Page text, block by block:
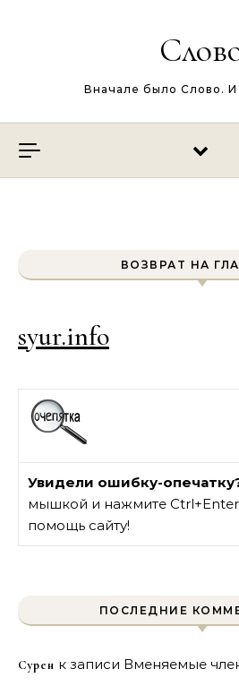
Вначале было Слово.
ВОЗВРАТ НА
syur.info
Увидели ошибку-
мышкой и нажмите
помощь сайту!
ПОСЛЕДНИЕ
Сурен к записи Вменяемые